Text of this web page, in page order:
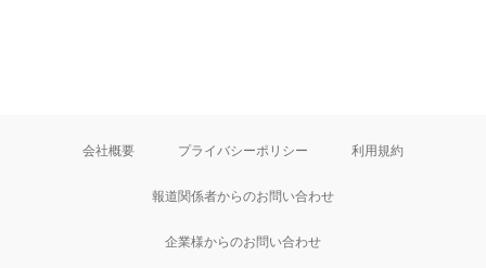
会社概要 プライバシーポリシー 利用規約
報道関係者からのお問い合わせ
企業様からのお問い合わせ